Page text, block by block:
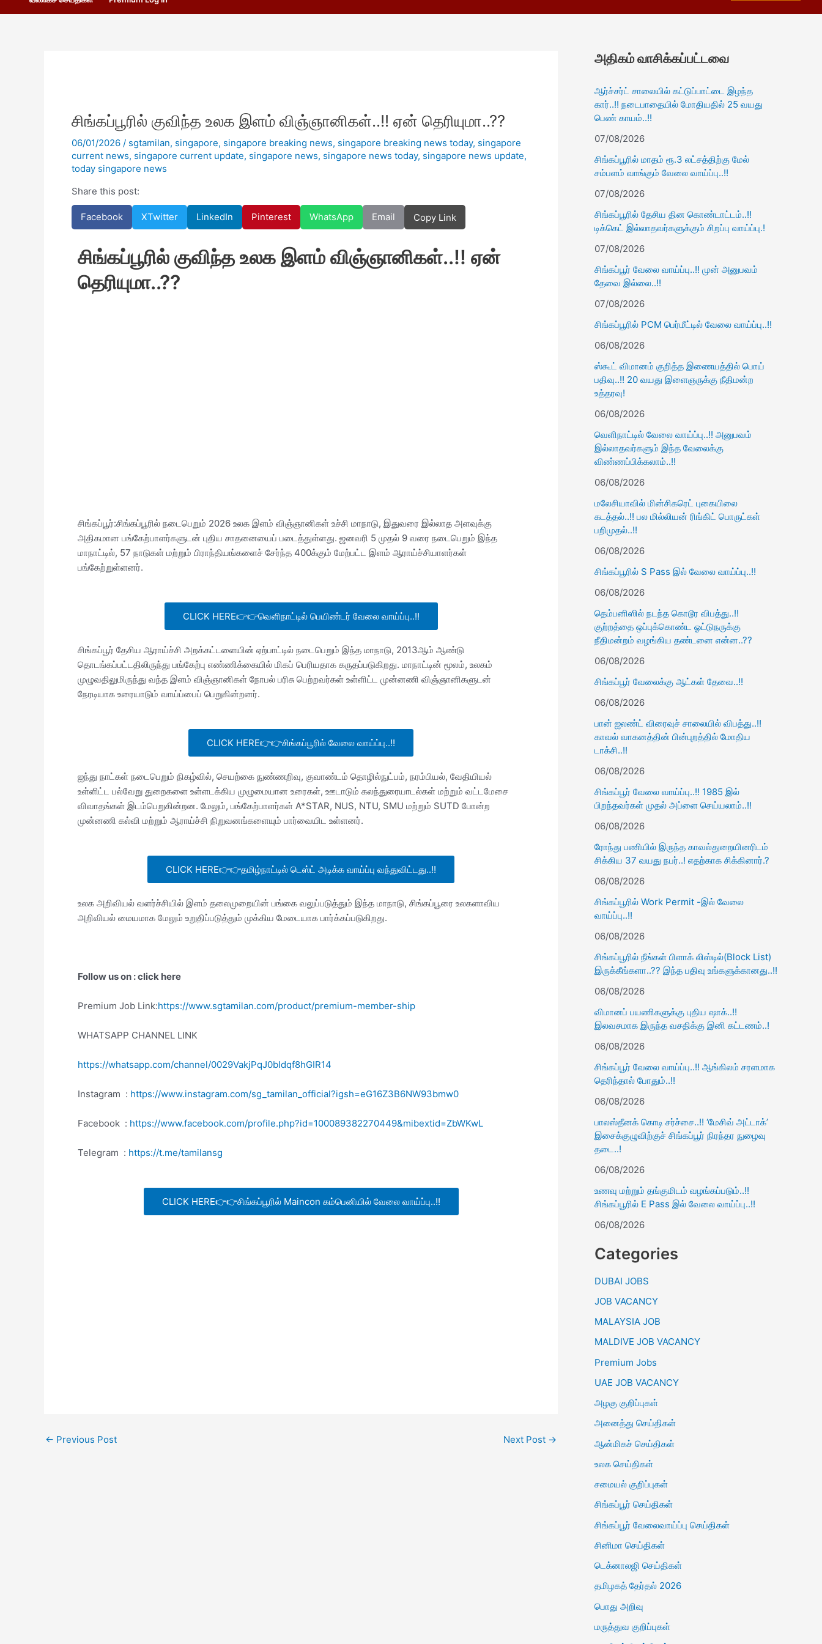
சிங்கப்பூரில் குவிந்த உலக இளம் விஞ்ஞானிகள்..!! ஏன் தெரியுமா..??
06/01/2026 / sgtamilan, singapore, singapore breaking news, singapore breaking news today, singapore
current news, singapore current update, singapore news, singapore news today, singapore news update,
today singapore news
Share this post:
Facebook XTwitter LinkedIn Pinterest WhatsApp Email Copy Link
சிங்கப்பூரில் குவிந்த உலக இளம் விஞ்ஞானிகள்..!! ஏன்
தெரியுமா..??
சிங்கப்பூர்:சிங்கப்பூரில் நடைபெறும் 2026 உலக இளம் விஞ்ஞானிகள் உச்சி மாநாடு, இதுவரை இல்லாத அளவுக்கு
அதிகமான பங்கேற்பாளர்களுடன் புதிய சாதனையைப் படைத்துள்ளது. ஜனவரி 5 முதல் 9 வரை நடைபெறும் இந்த
மாநாட்டில், 57 நாடுகள் மற்றும் பிராந்தியங்களைச் சேர்ந்த 400க்கும் மேற்பட்ட இளம் ஆராய்ச்சியாளர்கள்
பங்கேற்றுள்ளனர்.
CLICK HERE👉👉வெளிநாட்டில் பெயிண்டர் வேலை வாய்ப்பு..!!
சிங்கப்பூர் தேசிய ஆராய்ச்சி அறக்கட்டளையின் ஏற்பாட்டில் நடைபெறும் இந்த மாநாடு, 2013ஆம் ஆண்டு
தொடங்கப்பட்டதிலிருந்து பங்கேற்பு எண்ணிக்கையில் மிகப் பெரியதாக கருதப்படுகிறது. மாநாட்டின் மூலம், உலகம்
முழுவதிலுமிருந்து வந்த இளம் விஞ்ஞானிகள் நோபல் பரிசு பெற்றவர்கள் உள்ளிட்ட முன்னணி விஞ்ஞானிகளுடன்
நேரடியாக உரையாடும் வாய்ப்பைப் பெறுகின்றனர்.
CLICK HERE👉👉சிங்கப்பூரில் வேலை வாய்ப்பு..!!
ஐந்து நாட்கள் நடைபெறும் நிகழ்வில், செயற்கை நுண்ணறிவு, குவாண்டம் தொழில்நுட்பம், நரம்பியல், வேதியியல்
உள்ளிட்ட பல்வேறு துறைகளை உள்ளடக்கிய முழுமையான உரைகள், ஊடாடும் கலந்துரையாடல்கள் மற்றும் வட்டமேசை
விவாதங்கள் இடம்பெறுகின்றன. மேலும், பங்கேற்பாளர்கள் A*STAR, NUS, NTU, SMU மற்றும் SUTD போன்ற
முன்னணி கல்வி மற்றும் ஆராய்ச்சி நிறுவனங்களையும் பார்வையிட உள்ளனர்.
CLICK HERE👉👉தமிழ்நாட்டில் டெஸ்ட் அடிக்க வாய்ப்பு வந்துவிட்டது..!!
உலக அறிவியல் வளர்ச்சியில் இளம் தலைமுறையின் பங்கை வலுப்படுத்தும் இந்த மாநாடு, சிங்கப்பூரை உலகளாவிய
அறிவியல் மையமாக மேலும் உறுதிப்படுத்தும் முக்கிய மேடையாக பார்க்கப்படுகிறது.
Follow us on : click here
Premium Job Link:https://www.sgtamilan.com/product/premium-member-ship
WHATSAPP CHANNEL LINK
https://whatsapp.com/channel/0029VakjPqJ0bIdqf8hGIR14
Instagram : https://www.instagram.com/sg_tamilan_official?igsh=eG16Z3B6NW93bmw0
Facebook : https://www.facebook.com/profile.php?id=100089382270449&mibextid=ZbWKwL
Telegram : https://t.me/tamilansg
CLICK HERE👉👉சிங்கப்பூரில் Maincon கம்பெனியில் வேலை வாய்ப்பு..!!
← Previous Post Next Post →
அதிகம் வாசிக்கப்பட்டவை
ஆர்ச்சர்ட் சாலையில் கட்டுப்பாட்டை இழந்த
கார்..!! நடைபாதையில் மோதியதில் 25 வயது
பெண் காயம்..!!
07/08/2026
சிங்கப்பூரில் மாதம் ரூ.3 லட்சத்திற்கு மேல்
சம்பளம் வாங்கும் வேலை வாய்ப்பு..!!
07/08/2026
சிங்கப்பூரில் தேசிய தின கொண்டாட்டம்..!!
டிக்கெட் இல்லாதவர்களுக்கும் சிறப்பு வாய்ப்பு.!
07/08/2026
சிங்கப்பூர் வேலை வாய்ப்பு..!! முன் அனுபவம்
தேவை இல்லை..!!
07/08/2026
சிங்கப்பூரில் PCM பெர்மீட்டில் வேலை வாய்ப்பு..!!
06/08/2026
ஸ்கூட் விமானம் குறித்த இணையத்தில் பொய்
பதிவு..!! 20 வயது இளைஞருக்கு நீதிமன்ற
உத்தரவு!
06/08/2026
வெளிநாட்டில் வேலை வாய்ப்பு..!! அனுபவம்
இல்லாதவர்களும் இந்த வேலைக்கு
விண்ணப்பிக்கலாம்..!!
06/08/2026
மலேசியாவில் மின்சிகரெட் புகையிலை
கடத்தல்..!! பல மில்லியன் ரிங்கிட் பொருட்கள்
பறிமுதல்..!!
06/08/2026
சிங்கப்பூரில் S Pass இல் வேலை வாய்ப்பு..!!
06/08/2026
தெம்பனிஸில் நடந்த கொடூர விபத்து..!!
குற்றத்தை ஒப்புக்கொண்ட ஓட்டுநருக்கு
நீதிமன்றம் வழங்கிய தண்டனை என்ன..??
06/08/2026
சிங்கப்பூர் வேலைக்கு ஆட்கள் தேவை..!!
06/08/2026
பான் ஐலண்ட் விரைவுச் சாலையில் விபத்து..!!
காவல் வாகனத்தின் பின்புறத்தில் மோதிய
டாக்சி..!!
06/08/2026
சிங்கப்பூர் வேலை வாய்ப்பு..!! 1985 இல்
பிறந்தவர்கள் முதல் அப்ளை செய்யலாம்..!!
06/08/2026
ரோந்து பணியில் இருந்த காவல்துறையினரிடம்
சிக்கிய 37 வயது நபர்..! எதற்காக சிக்கினார்.?
06/08/2026
சிங்கப்பூரில் Work Permit -இல் வேலை
வாய்ப்பு..!!
06/08/2026
சிங்கப்பூரில் நீங்கள் பிளாக் லிஸ்டில்(Block List)
இருக்கீங்களா..?? இந்த பதிவு உங்களுக்கானது..!!
06/08/2026
விமானப் பயணிகளுக்கு புதிய ஷாக்..!!
இலவசமாக இருந்த வசதிக்கு இனி கட்டணம்..!
06/08/2026
சிங்கப்பூர் வேலை வாய்ப்பு..!! ஆங்கிலம் சரளமாக
தெரிந்தால் போதும்..!!
06/08/2026
பாலஸ்தீனக் கொடி சர்ச்சை..!! ‘மேசிவ் அட்டாக்’
இசைக்குழுவிற்குச் சிங்கப்பூர் நிரந்தர நுழைவு
தடை..!
06/08/2026
உணவு மற்றும் தங்குமிடம் வழங்கப்படும்..!!
சிங்கப்பூரில் E Pass இல் வேலை வாய்ப்பு..!!
06/08/2026
Categories
DUBAI JOBS
JOB VACANCY
MALAYSIA JOB
MALDIVE JOB VACANCY
Premium Jobs
UAE JOB VACANCY
அழகு குறிப்புகள்
அனைத்து செய்திகள்
ஆன்மிகச் செய்திகள்
உலக செய்திகள்
சமையல் குறிப்புகள்
சிங்கப்பூர் செய்திகள்
சிங்கப்பூர் வேலைவாய்ப்பு செய்திகள்
சினிமா செய்திகள்
டெக்னாலஜி செய்திகள்
தமிழகத் தேர்தல் 2026
பொது அறிவு
மருத்துவ குறிப்புகள்